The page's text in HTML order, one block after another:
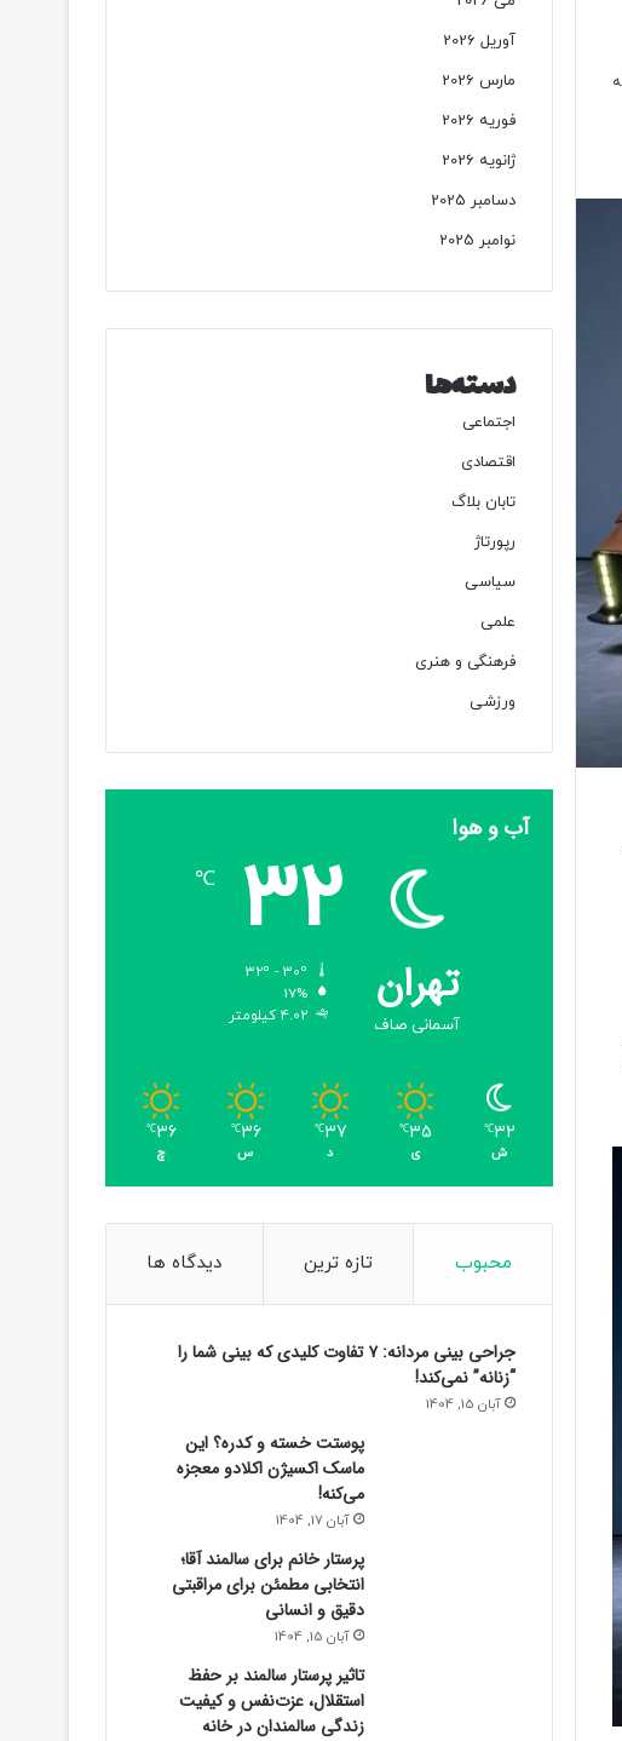
آوریل 2026
مارس 2026
فوریه 2026
ژانویه 2026
دسامبر 2025
نوامبر 2025
دسته‌ها
اجتماعی
اقتصادی
تابان بلاگ
رپورتاژ
سیاسی
علمی
فرهنگی و هنری
ورزشی
آب و هوا
تهران
آسمانی صاف
32
℃
17%
4.02 کیلومتر
32
℃
ش
35
℃
ی
37
℃
د
36
℃
س
36
℃
چ
محبوب تازه ترین دیدگاه ها
جراحی بینی مردانه: ۷ تفاوت کلیدی که بینی شما را
“زنانه” نمی‌کند!
آبان 15, 1404
پوستت خسته و کدره؟ این
ماسک اکسیژن اکلادو معجزه
می‌کنه!
آبان 17, 1404
پرستار خانم برای سالمند آقا؛
انتخابی مطمئن برای مراقبتی
دقیق و انسانی
آبان 15, 1404
تاثیر پرستار سالمند بر حفظ
استقلال، عزت‌نفس و کیفیت
زندگی سالمندان در خانه